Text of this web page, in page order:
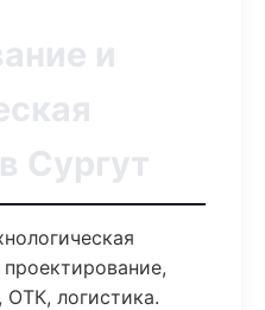
и
Сургут
ОТК, логистика.